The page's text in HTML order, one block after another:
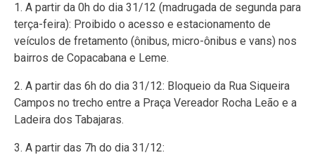
1. A partir da 0h do dia 31/12 (madrugada de segunda para
terça-feira): Proibido o acesso e estacionamento de
veículos de fretamento (ônibus, micro-ônibus e vans) nos
bairros de Copacabana e Leme.
2. A partir das 6h do dia 31/12: Bloqueio da Rua Siqueira
Campos no trecho entre a Praça Vereador Rocha Leão e a
Ladeira dos Tabajaras.
3. A partir das 7h do dia 31/12: